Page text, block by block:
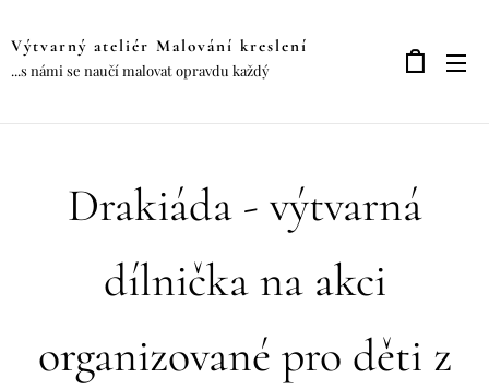
Výtvarný ateliér Malování kreslení
...s námi se naučí malovat opravdu každý
Drakiáda - výtvarná
dílnička na akci
organizované pro děti z